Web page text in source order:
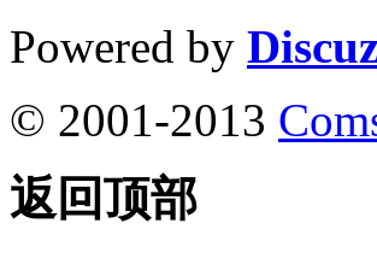
Powered by
© 2001-2013
返回顶部